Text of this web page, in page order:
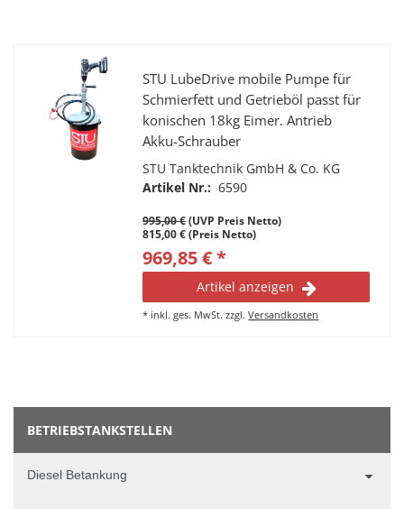
BETRIEBSTANKSTELLEN
Diesel Betankung
STU LubeDrive mobile Pumpe für
Schmierfett und Getrieböl passt für
konischen 18kg Eimer. Antrieb
Akku-Schrauber
STU Tanktechnik GmbH & Co. KG
Artikel Nr.: 6590
995,00 €(UVP Preis Netto)
815,00 € (Preis Netto)
969,85 € *
Artikel anzeigen
* inkl. ges. MwSt. zzgl.Versandkosten